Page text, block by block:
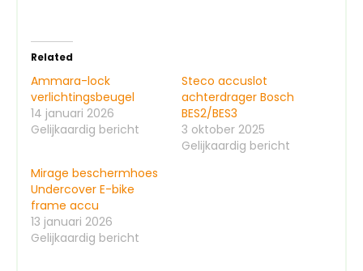
Related
Ammara-lock
verlichtingsbeugel
14 januari 2026
Gelijkaardig bericht
Steco accuslot
achterdrager Bosch
BES2/BES3
3 oktober 2025
Gelijkaardig bericht
Mirage beschermhoes
Undercover E-bike
frame accu
13 januari 2026
Gelijkaardig bericht